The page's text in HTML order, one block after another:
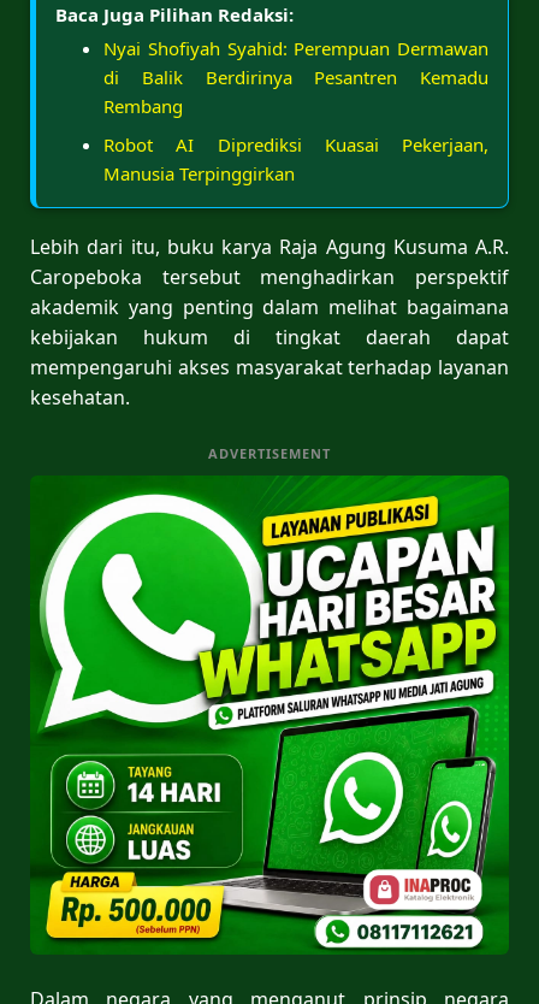
Baca Juga Pilihan Redaksi:
Nyai Shofiyah Syahid: Perempuan Dermawan
di Balik Berdirinya Pesantren Kemadu
Rembang
Robot AI Diprediksi Kuasai Pekerjaan,
Manusia Terpinggirkan
Lebih dari itu, buku karya Raja Agung Kusuma A.R.
Caropeboka tersebut menghadirkan perspektif
akademik yang penting dalam melihat bagaimana
kebijakan hukum di tingkat daerah dapat
mempengaruhi akses masyarakat terhadap layanan
kesehatan.
ADVERTISEMENT